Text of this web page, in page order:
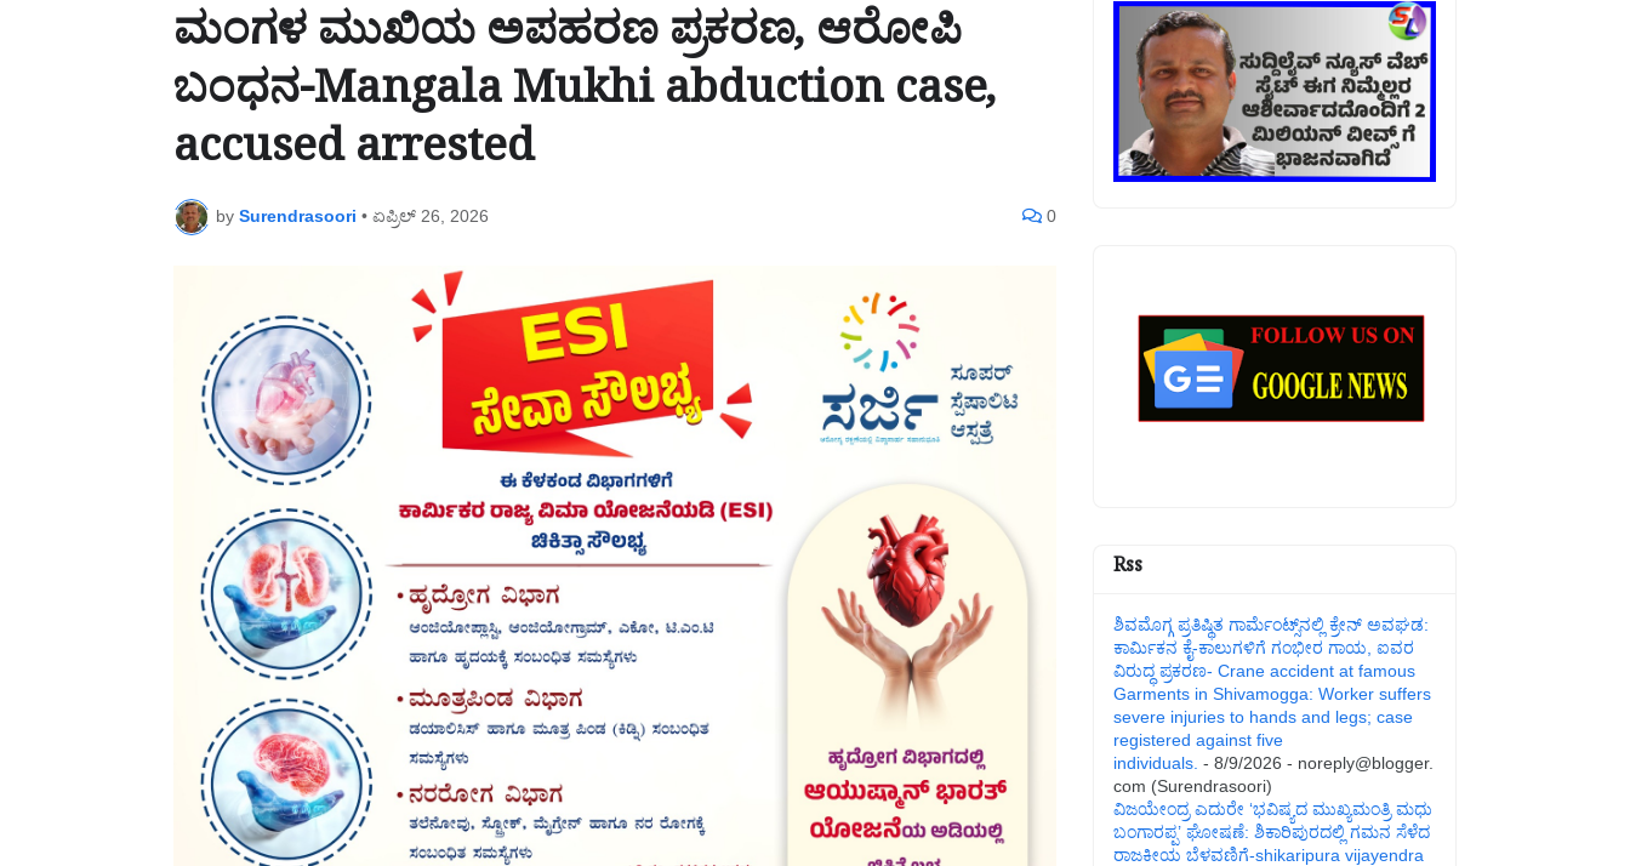
ಮಂಗಳ ಮುಖಿಯ ಅಪಹರಣ ಪ್ರಕರಣ, ಆರೋಪಿ
ಬಂಧನ-Mangala Mukhi abduction case,
accused arrested
by Surendrasoori • ಏಪ್ರಿಲ್ 26, 2026 0
Rss
ಶಿವಮೊಗ್ಗ ಪ್ರತಿಷ್ಥಿತ ಗಾರ್ಮೆಂಟ್ಸ್‌ನಲ್ಲಿ ಕ್ರೇನ್ ಅವಘಡ:
ಕಾರ್ಮಿಕನ ಕೈ-ಕಾಲುಗಳಿಗೆ ಗಂಭೀರ ಗಾಯ, ಐವರ
ವಿರುದ್ಧ ಪ್ರಕರಣ- Crane accident at famous
Garments in Shivamogga: Worker suffers
severe injuries to hands and legs; case
registered against five
individuals. - 8/9/2026 - noreply@blogger.
com (Surendrasoori)
ವಿಜಯೇಂದ್ರ ಎದುರೇ ‘ಭವಿಷ್ಯದ ಮುಖ್ಯಮಂತ್ರಿ ಮಧು
ಬಂಗಾರಪ್ಪ’ ಘೋಷಣೆ: ಶಿಕಾರಿಪುರದಲ್ಲಿ ಗಮನ ಸೆಳೆದ
ರಾಜಕೀಯ ಬೆಳವಣಿಗೆ-shikaripura vijayendra